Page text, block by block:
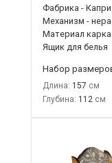
Фабрика -
Механизм -
Материал
Ящик для белья
Набор
Длина: 157
Глубина: 112